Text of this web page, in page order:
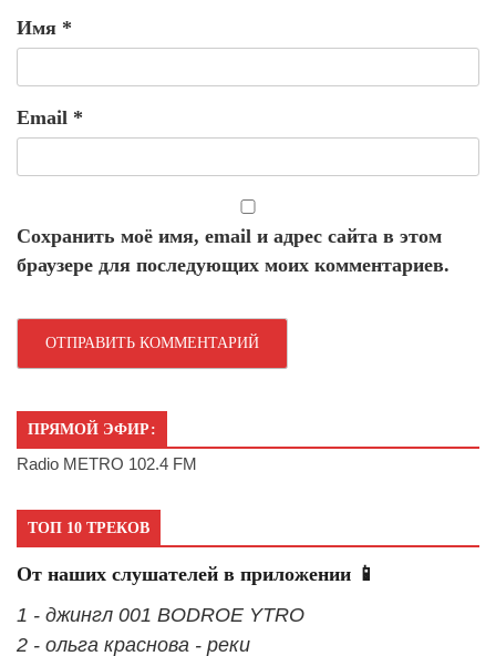
Имя *
Email *
Сохранить моё имя, email и адрес сайта в этом
браузере для последующих моих комментариев.
ПРЯМОЙ ЭФИР:
Radio METRO 102.4 FM
ТОП 10 ТРЕКОВ
От наших слушателей в приложении 📱
1 - джингл 001 BODROE YTRO
2 - ольга краснова - реки